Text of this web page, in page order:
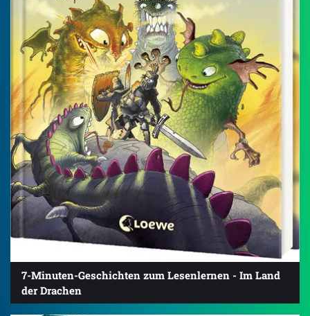
7-Minuten-Geschichten zum Lesenlernen - Im Land
der Drachen